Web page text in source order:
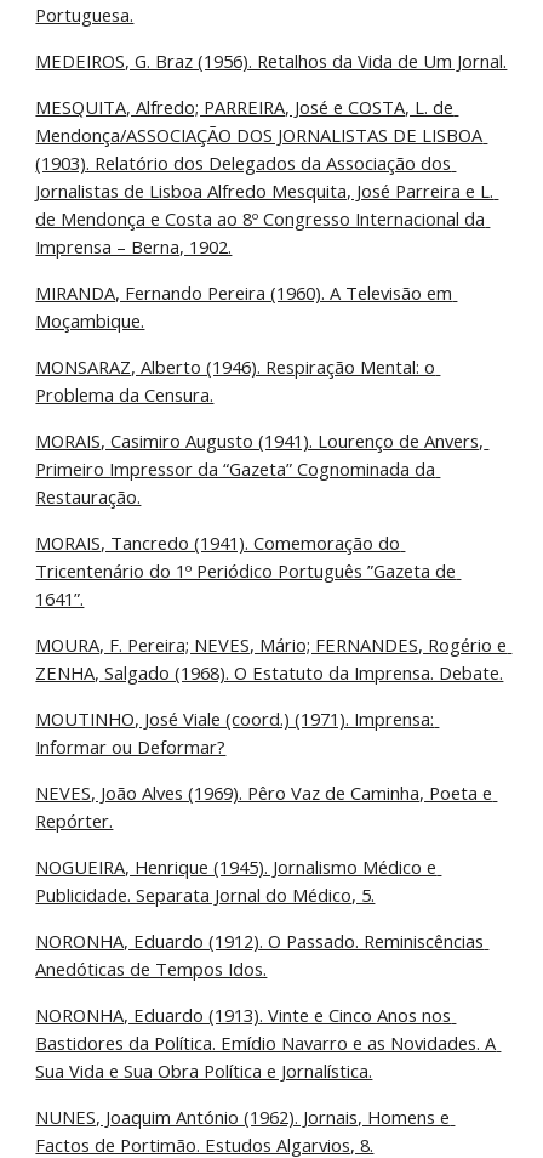
Portuguesa.
MEDEIROS, G. Braz (1956). Retalhos da Vida de Um Jornal.
MESQUITA, Alfredo; PARREIRA, José e COSTA, L. de
Mendonça/ASSOCIAÇÃO DOS JORNALISTAS DE LISBOA
(1903). Relatório dos Delegados da Associação dos
Jornalistas de Lisboa Alfredo Mesquita, José Parreira e L.
de Mendonça e Costa ao 8º Congresso Internacional da
Imprensa – Berna, 1902.
MIRANDA, Fernando Pereira (1960). A Televisão em
Moçambique.
MONSARAZ, Alberto (1946). Respiração Mental: o
Problema da Censura.
MORAIS, Casimiro Augusto (1941). Lourenço de Anvers,
Primeiro Impressor da “Gazeta” Cognominada da
Restauração.
MORAIS, Tancredo (1941). Comemoração do
Tricentenário do 1º Periódico Português ”Gazeta de
1641”.
MOURA, F. Pereira; NEVES, Mário; FERNANDES, Rogério e
ZENHA, Salgado (1968). O Estatuto da Imprensa. Debate.
MOUTINHO, José Viale (coord.) (1971). Imprensa:
Informar ou Deformar?
NEVES, João Alves (1969). Pêro Vaz de Caminha, Poeta e
Repórter.
NOGUEIRA, Henrique (1945). Jornalismo Médico e
Publicidade. Separata Jornal do Médico, 5.
NORONHA, Eduardo (1912). O Passado. Reminiscências
Anedóticas de Tempos Idos.
NORONHA, Eduardo (1913). Vinte e Cinco Anos nos
Bastidores da Política. Emídio Navarro e as Novidades. A
Sua Vida e Sua Obra Política e Jornalística.
NUNES, Joaquim António (1962). Jornais, Homens e
Factos de Portimão. Estudos Algarvios, 8.